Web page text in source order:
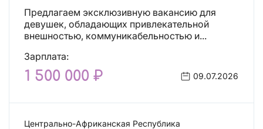
Предлагаем эксклюзивную вакансию для
девушек, обладающих привлекательной
внешностью, коммуникабельностью и...
Зарплата:
1 500 000 ₽ 09.07.2026
Центрально-Африканская Республика